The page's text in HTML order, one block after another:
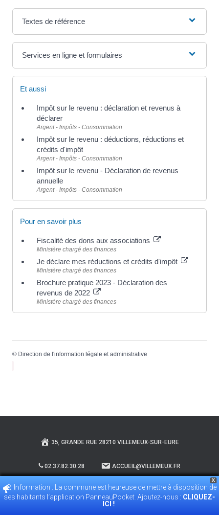
Textes de référence
Services en ligne et formulaires
Et aussi
Impôt sur le revenu : déclaration et revenus à
déclarer
Argent - Impôts - Consommation
Impôt sur le revenu : déductions, réductions et
crédits d'impôt
Argent - Impôts - Consommation
Impôt sur le revenu - Déclaration de revenus
annuelle
Argent - Impôts - Consommation
Pour en savoir plus
Fiscalité des dons aux associations
Ministère chargé des finances
Je déclare mes réductions et crédits d'impôt
Ministère chargé des finances
Brochure pratique 2023 - Déclaration des
revenus de 2022
Ministère chargé des finances
© Direction de l'information légale et administrative
35, GRANDE RUE 28210 VILLEMEUX-SUR-EURE
02.37.82.30.28 ACCUEIL@VILLEMEUX.FR
POLITIQUE DE CONFIDENTIALITÉ
X
Information : La commune est heureuse de mettre à disposition de
ses habitants l’application PanneauPocket. Ajoutez-nous : CLIQUEZ-
ICI !